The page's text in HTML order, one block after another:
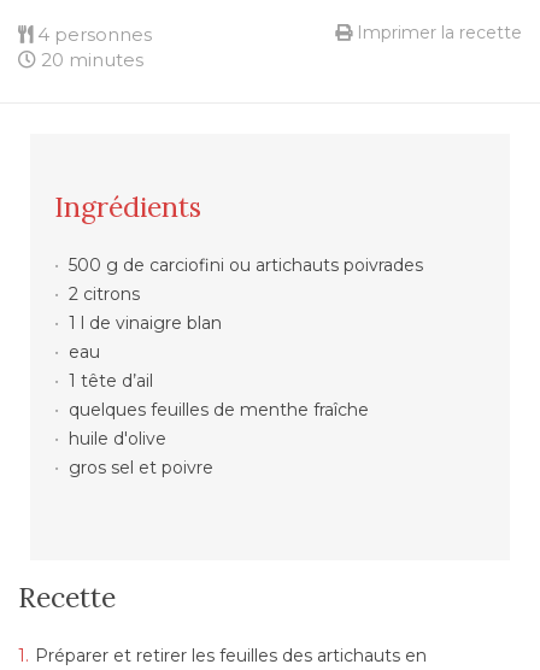
4 personnes
20 minutes
Imprimer la recette
Ingrédients
500 g de carciofini ou artichauts poivrades
2 citrons
1 l de vinaigre blan
eau
1 tête d’ail
quelques feuilles de menthe fraîche
huile d'olive
gros sel et poivre
Recette
Préparer et retirer les feuilles des artichauts en